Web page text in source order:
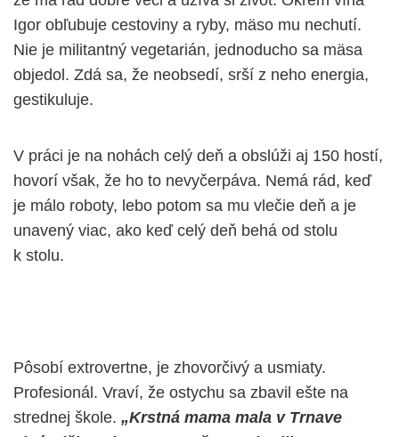
Igor obľubuje cestoviny a ryby, mäso mu nechutí.
Nie je militantný vegetarián, jednoducho sa mäsa
objedol. Zdá sa, že neobsedí, srší z neho energia,
gestikuluje.
V práci je na nohách celý deň a obslúži aj 150 hostí,
hovorí však, že ho to nevyčerpáva. Nemá rád, keď
je málo roboty, lebo potom sa mu vlečie deň a je
unavený viac, ako keď celý deň behá od stolu
k stolu.
Pôsobí extrovertne, je zhovorčivý a usmiaty.
Profesionál. Vraví, že ostychu sa zbavil ešte na
strednej škole. „Krstná mama mala v Trnave